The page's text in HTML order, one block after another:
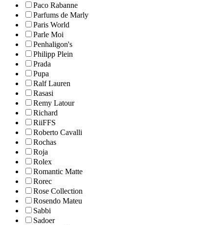
Paco Rabanne
Parfums de Marly
Paris World
Parle Moi
Penhaligon's
Philipp Plein
Prada
Pupa
Ralf Lauren
Rasasi
Remy Latour
Richard
RiiFFS
Roberto Cavalli
Rochas
Roja
Rolex
Romantic Matte
Rorec
Rose Collection
Rosendo Mateu
Sabbi
Sadoer